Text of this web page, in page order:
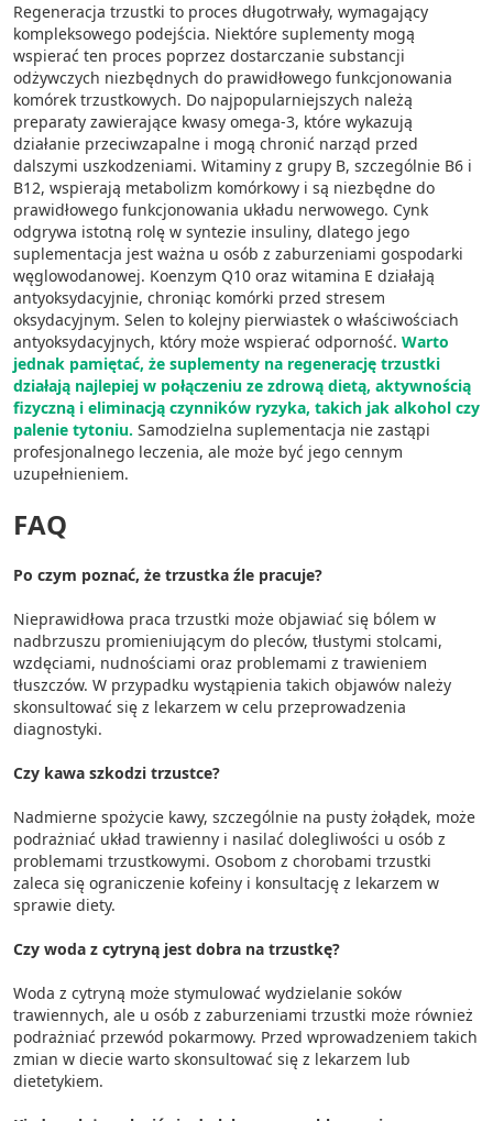
Regeneracja trzustki to proces długotrwały, wymagający
kompleksowego podejścia. Niektóre suplementy mogą
wspierać ten proces poprzez dostarczanie substancji
odżywczych niezbędnych do prawidłowego funkcjonowania
komórek trzustkowych. Do najpopularniejszych należą
preparaty zawierające kwasy omega-3, które wykazują
działanie przeciwzapalne i mogą chronić narząd przed
dalszymi uszkodzeniami. Witaminy z grupy B, szczególnie B6 i
B12, wspierają metabolizm komórkowy i są niezbędne do
prawidłowego funkcjonowania układu nerwowego. Cynk
odgrywa istotną rolę w syntezie insuliny, dlatego jego
suplementacja jest ważna u osób z zaburzeniami gospodarki
węglowodanowej. Koenzym Q10 oraz witamina E działają
antyoksydacyjnie, chroniąc komórki przed stresem
oksydacyjnym. Selen to kolejny pierwiastek o właściwościach
antyoksydacyjnych, który może wspierać odporność. Warto
jednak pamiętać, że suplementy na regenerację trzustki
działają najlepiej w połączeniu ze zdrową dietą, aktywnością
fizyczną i eliminacją czynników ryzyka, takich jak alkohol czy
palenie tytoniu. Samodzielna suplementacja nie zastąpi
profesjonalnego leczenia, ale może być jego cennym
uzupełnieniem.
FAQ
Po czym poznać, że trzustka źle pracuje?
Nieprawidłowa praca trzustki może objawiać się bólem w
nadbrzuszu promieniującym do pleców, tłustymi stolcami,
wzdęciami, nudnościami oraz problemami z trawieniem
tłuszczów. W przypadku wystąpienia takich objawów należy
skonsultować się z lekarzem w celu przeprowadzenia
diagnostyki.
Czy kawa szkodzi trzustce?
Nadmierne spożycie kawy, szczególnie na pusty żołądek, może
podrażniać układ trawienny i nasilać dolegliwości u osób z
problemami trzustkowymi. Osobom z chorobami trzustki
zaleca się ograniczenie kofeiny i konsultację z lekarzem w
sprawie diety.
Czy woda z cytryną jest dobra na trzustkę?
Woda z cytryną może stymulować wydzielanie soków
trawiennych, ale u osób z zaburzeniami trzustki może również
podrażniać przewód pokarmowy. Przed wprowadzeniem takich
zmian w diecie warto skonsultować się z lekarzem lub
dietetykiem.